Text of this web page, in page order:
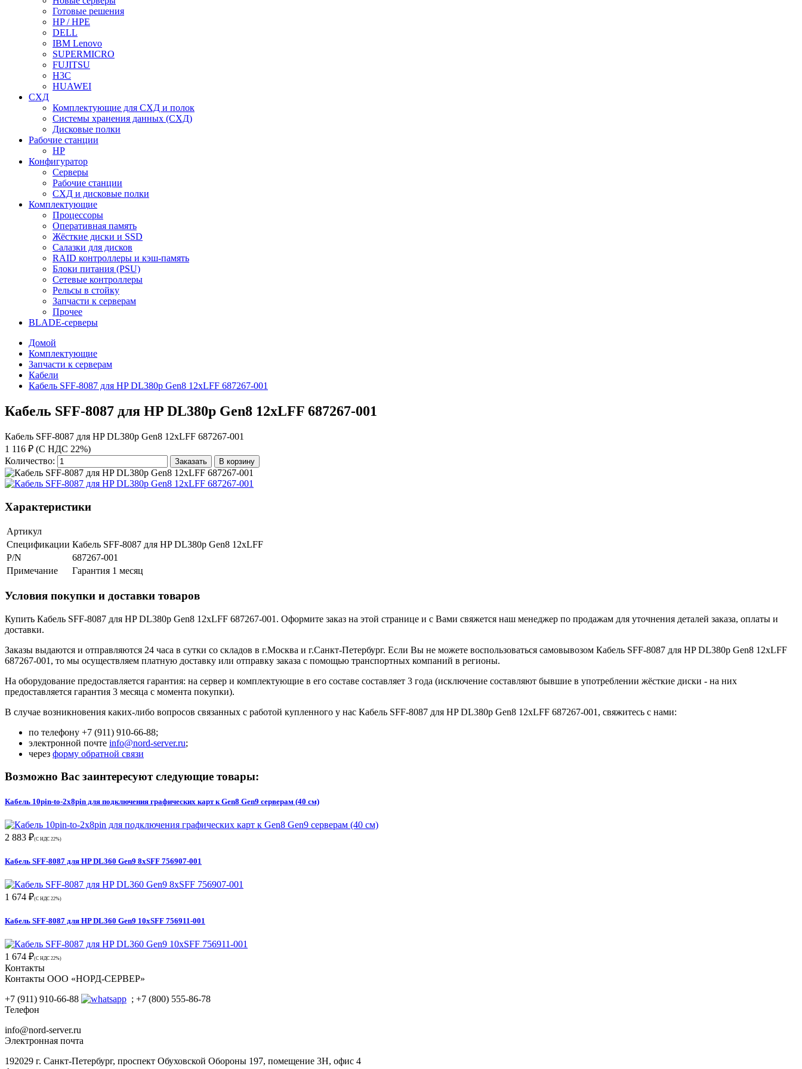
Готовые решения
HP / HPE
DELL
IBM Lenovo
SUPERMICRO
FUJITSU
H3C
HUAWEI
СХД
Комплектующие для СХД и полок
Системы хранения данных (СХД)
Дисковые полки
Рабочие станции
HP
Конфигуратор
Серверы
Рабочие станции
СХД и дисковые полки
Комплектующие
Процессоры
Оперативная память
Жёсткие диски и SSD
Салазки для дисков
RAID контроллеры и кэш-память
Блоки питания (PSU)
Сетевые контроллеры
Рельсы в стойку
Запчасти к серверам
Прочее
BLADE-серверы
Домой
Комплектующие
Запчасти к серверам
Кабели
Кабель SFF-8087 для HP DL380p Gen8 12xLFF 687267-001
Кабель SFF-8087 для HP DL380p Gen8 12xLFF 687267-001
Кабель SFF-8087 для HP DL380p Gen8 12xLFF 687267-001
1 116 ₽ (С НДС 22%)
Количество:
Заказать В корзину
Характеристики
Артикул
Спецификации Кабель SFF-8087 для HP DL380p Gen8 12xLFF
P/N
687267-001
Примечание
Гарантия 1 месяц
Условия покупки и доставки товаров
Купить Кабель SFF-8087 для HP DL380p Gen8 12xLFF 687267-001. Оформите заказ на этой странице и с Вами свяжется наш менеджер по продажам для уточнения деталей заказа, оплаты и
доставки.
Заказы выдаются и отправляются 24 часа в сутки со складов в г.Москва и г.Санкт-Петербург. Если Вы не можете воспользоваться самовывозом Кабель SFF-8087 для HP DL380p Gen8 12xLFF
687267-001, то мы осуществляем платную доставку или отправку заказа с помощью транспортных компаний в регионы.
На оборудование предоставляется гарантия: на сервер и комплектующие в его составе составляет 3 года (исключение составляют бывшие в употреблении жёсткие диски - на них
предоставляется гарантия 3 месяца с момента покупки).
В случае возникновения каких-либо вопросов связанных с работой купленного у нас Кабель SFF-8087 для HP DL380p Gen8 12xLFF 687267-001, свяжитесь с нами:
по телефону +7 (911) 910-66-88;
электронной почте info@nord-server.ru;
через форму обратной связи
Возможно Вас заинтересуют следующие товары:
Кабель 10pin-to-2x8pin для подключения графических карт к Gen8 Gen9 серверам (40 см)
2 883 ₽(С НДС 22%)
Кабель SFF-8087 для HP DL360 Gen9 8xSFF 756907-001
1 674 ₽(С НДС 22%)
Кабель SFF-8087 для HP DL360 Gen9 10xSFF 756911-001
1 674 ₽(С НДС 22%)
Контакты
Контакты ООО «НОРД-СЕРВЕР»
+7 (911) 910-66-88
; +7 (800) 555-86-78
Телефон
info@nord-server.ru
Электронная почта
192029 г. Санкт-Петербург, проспект Обуховской Обороны 197, помещение 3Н, офис 4